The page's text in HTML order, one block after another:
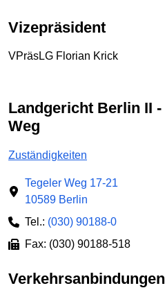
Vizepräsident
VPräsLG Florian Krick
Landgericht Berlin II - Standort Tegeler
Weg
Zuständigkeiten
Tegeler Weg 17-21
10589 Berlin
Tel.: (030) 90188-0
Fax: (030) 90188-518
Verkehrsanbindungen